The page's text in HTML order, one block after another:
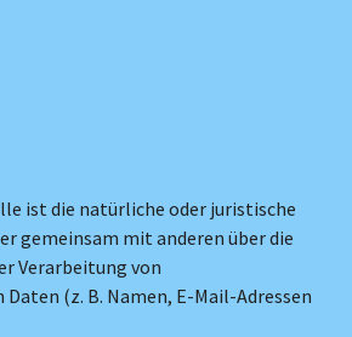
ist die natürliche oder juristische
gemeinsam mit anderen über die
Verarbeitung von
(z. B. Namen, E-Mail-Adressen